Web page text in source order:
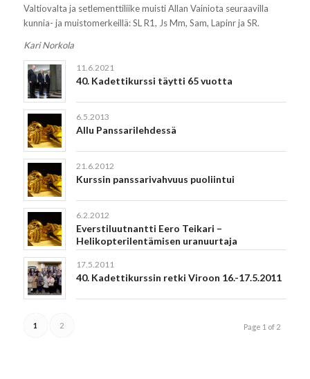
Valtiovalta ja setlementtiliike muisti Allan Vainiota seuraavilla
kunnia- ja muistomerkeillä: SL R1, Js Mm, Sam, Lapinr ja SR.
Kari Norkola
11.6.2021
40. Kadettikurssi täytti 65 vuotta
6.5.2013
Allu Panssarilehdessä
21.6.2012
Kurssin panssarivahvuus puoliintui
6.2.2012
Everstiluutnantti Eero Teikari –
Helikopterilentämisen uranuurtaja
17.5.2011
40. Kadettikurssin retki Viroon 16.-17.5.2011
Page 1 of 2
1 2